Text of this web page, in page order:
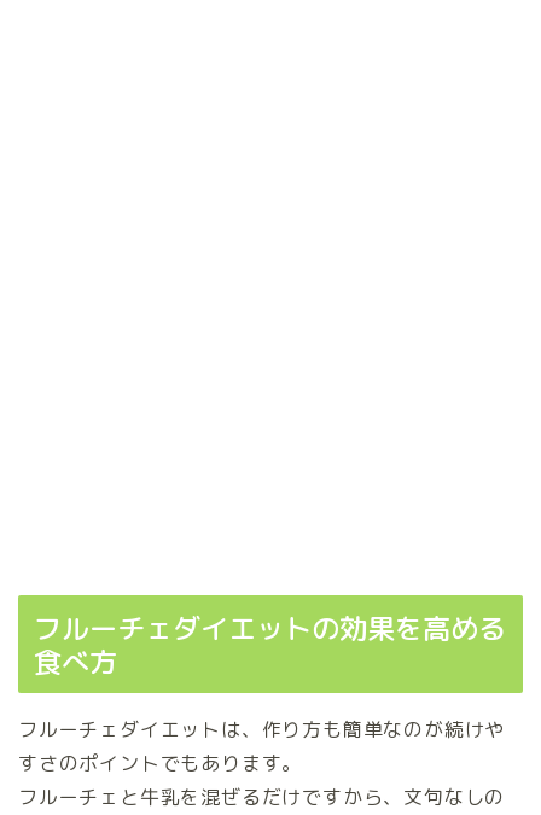
フルーチェダイエットの効果を高める
食べ方
フルーチェダイエットは、作り方も簡単なのが続けや
すさのポイントでもあります。
フルーチェと牛乳を混ぜるだけですから、文句なしの